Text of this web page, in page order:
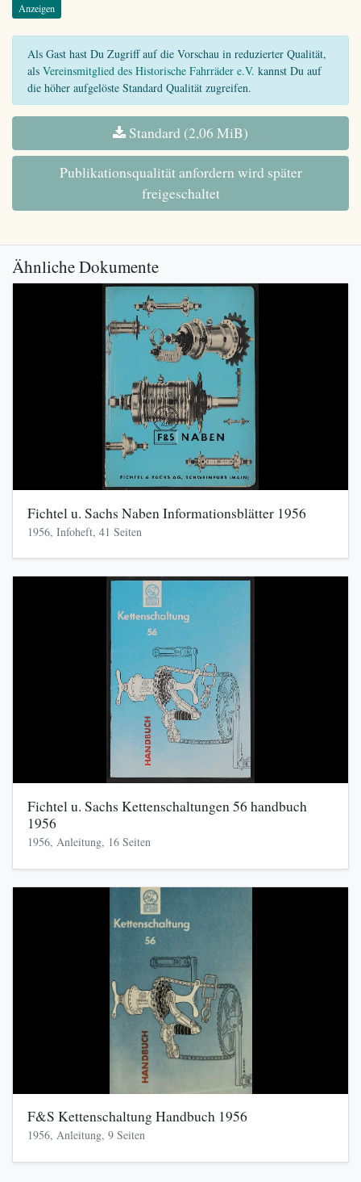
Anzeigen
Als Gast hast Du Zugriff auf die Vorschau in reduzierter Qualität,
als Vereinsmitglied des Historische Fahrräder e.V. kannst Du auf
die höher aufgelöste Standard Qualität zugreifen.
Standard (2,06 MiB)
Publikationsqualität anfordern wird später
freigeschaltet
Ähnliche Dokumente
Fichtel u. Sachs Naben Informationsblätter 1956
1956, Infoheft, 41 Seiten
Fichtel u. Sachs Kettenschaltungen 56 handbuch
1956
1956, Anleitung, 16 Seiten
F&S Kettenschaltung Handbuch 1956
1956, Anleitung, 9 Seiten